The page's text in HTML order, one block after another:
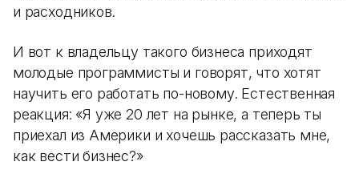
и расходников.
И вот к владельцу такого бизнеса приходят
молодые программисты и говорят, что хотят
научить его работать по-новому. Естественная
реакция: «Я уже 20 лет на рынке, а теперь ты
приехал из Америки и хочешь рассказать мне,
как вести бизнес?»